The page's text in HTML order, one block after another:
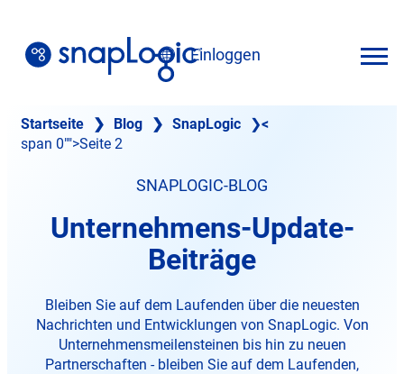
springen
DeutschEinloggen
Startseite ❯ Blog ❯ SnapLogic ❯<
span 0"">Seite 2
SNAPLOGIC-BLOG
Unternehmens-Update-
Beiträge
Bleiben Sie auf dem Laufenden über die neuesten
Nachrichten und Entwicklungen von SnapLogic. Von
Unternehmensmeilensteinen bis hin zu neuen
Partnerschaften - bleiben Sie auf dem Laufenden,